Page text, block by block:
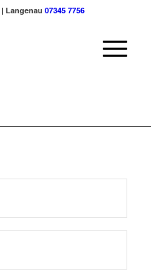
| Langenau07345 7756